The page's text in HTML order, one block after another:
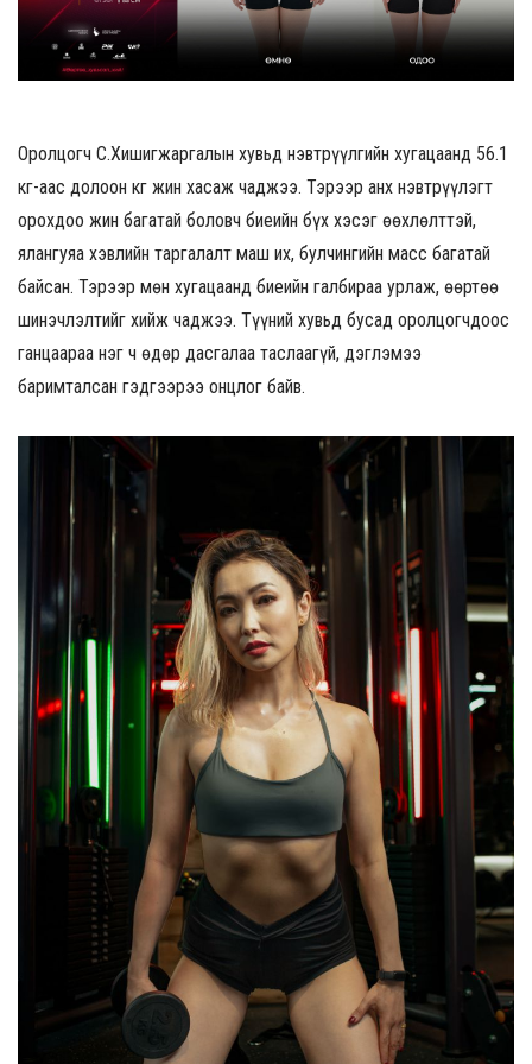
Оролцогч С.Хишигжаргалын хувьд нэвтрүүлгийн хугацаанд 56.1
кг-аас долоон кг жин хасаж чаджээ. Тэрээр анх нэвтрүүлэгт
орохдоо жин багатай боловч биеийн бүх хэсэг өөхлөлттэй,
ялангуяа хэвлийн таргалалт маш их, булчингийн масс багатай
байсан. Тэрээр мөн хугацаанд биеийн галбираа урлаж, өөртөө
шинэчлэлтийг хийж чаджээ. Түүний хувьд бусад оролцогчдоос
ганцаараа нэг ч өдөр дасгалаа таслаагүй, дэглэмээ
баримталсан гэдгээрээ онцлог байв.